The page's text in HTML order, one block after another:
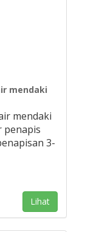
mendaki
mendaki
penapis
3-
Lihat